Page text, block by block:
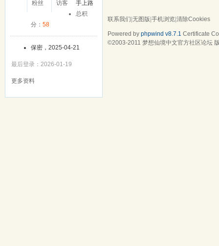
粉丝
访客
手上路
总积
分： 58
保密，2025-04-21
最后登录：2026-01-19
更多资料
联系我们 无图版 手机浏览 清除Cookies
Powered by phpwind v8.7.1 Certificate
©2003-2011 梦想仙境中文官方社区论坛